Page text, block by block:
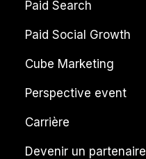
Paid Search
Paid Social Growth
Cube Marketing
Perspective event
Carrière
Devenir un partenaire